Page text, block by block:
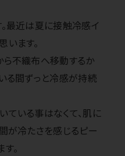
最近は夏に接触冷感イ
ます。
ら不織布へ移動するか
る間ずっと冷感が持続
ている事はなくて、肌に
が冷たさを感じるピー
。